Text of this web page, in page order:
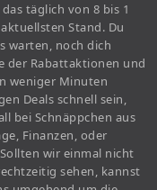
täglich von 8 bis 1
Stand. Du
warten, noch dich
der Rabattaktionen und
weniger Minuten
Deals schnell sein,
bei Schnäppchen aus
Finanzen, oder
wir einmal nicht
sehen, kannst